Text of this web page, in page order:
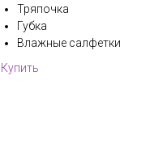
Тряпочка
Губка
Влажные салфетки
Купить